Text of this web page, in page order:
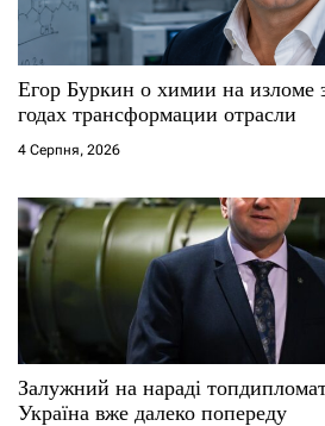
с
і
в
Егор Буркин о химии на изломе
годах трансформации отрасли
4 Серпня, 2026
Залужний на нараді
Україна вже далеко попереду